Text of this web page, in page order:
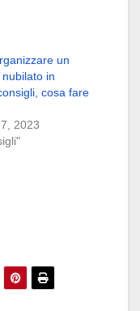
un
in
cosa fare
2023